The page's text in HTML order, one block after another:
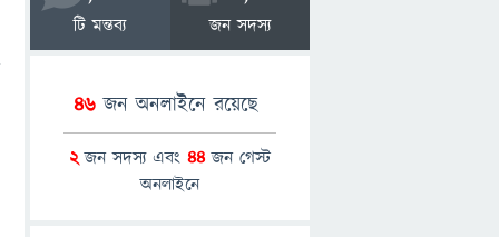
টি মন্তব্য জন সদস্য
46জন অনলাইনে রয়েছে
2জন সদস্য এবং 44 জন গেস্ট
অনলাইনে